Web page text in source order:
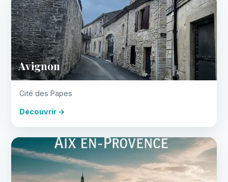
Avignon
Cité des Papes
Découvrir →